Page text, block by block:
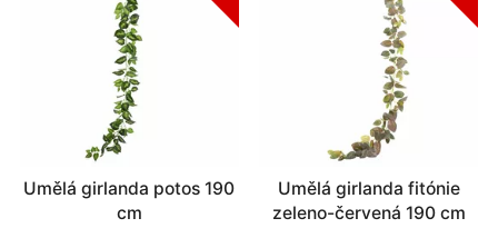
Umělá girlanda potos 190
cm
Umělá girlanda fitónie
zeleno-červená 190 cm